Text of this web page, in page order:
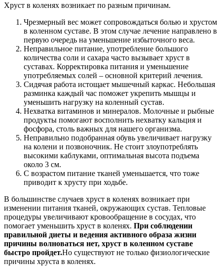
Хруст в коленях возникает по разным причинам.
Чрезмерный вес может сопровождаться болью и хрустом
в коленном суставе. В этом случае лечение направлено в
первую очередь на уменьшение избыточного веса.
Неправильное питание, употребление большого
количества соли и сахара часто вызывает хруст в
суставах. Корректировка питания и уменьшение
употребляемых солей – основной критерий лечения.
Сидячая работа истощает мышечный каркас. Небольшая
разминка каждый час поможет укрепить мышцы и
уменьшить нагрузку на коленный сустав.
Нехватка витаминов и минералов. Молочные и рыбные
продукты помогают восполнить нехватку кальция и
фосфора, столь важных для нашего организма.
Неправильно подобранная обувь увеличивает нагрузку
на колени и позвоночник. Не стоит злоупотреблять
высокими каблуками, оптимальная высота подъема
около 3 см.
С возрастом питание тканей уменьшается, что тоже
приводит к хрусту при ходьбе.
В большинстве случаев хруст в коленях возникает при
изменении питания тканей, окружающих сустав. Тепловые
процедуры увеличивают кровообращение в сосудах, что
помогает уменьшить хруст в коленях. При соблюдении
правильной диеты и ведения активного образа жизни
причины волноваться нет, хруст в коленном суставе
быстро пройдет.Но существуют не только физиологические
причины хруста в коленях.